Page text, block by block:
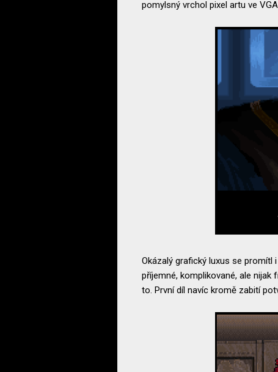
pomylsný vrchol pixel artu ve
Okázalý grafický luxus se promítl
příjemné, komplikované, ale
to. První díl navíc kromě zabití